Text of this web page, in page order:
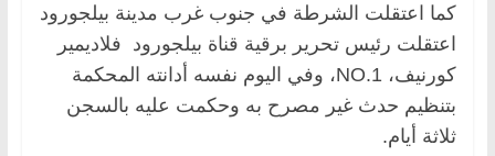
كما اعتقلت الشرطة في جنوب غرب مدينة بيلجورود
اعتقلت رئيس تحرير برقية قناة بيلجورود فلاديمير
كورنيف، NO.1، وفي اليوم نفسه أدانته المحكمة
بتنظيم حدث غير مصرح به وحكمت عليه بالسجن
ثلاثة أيام.